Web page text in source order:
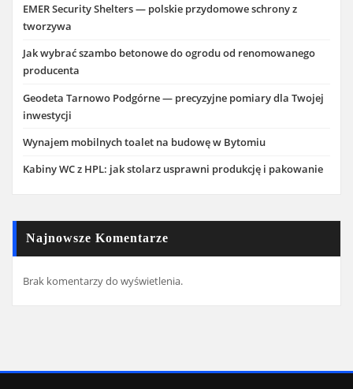
EMER Security Shelters — polskie przydomowe schrony z
tworzywa
Jak wybrać szambo betonowe do ogrodu od renomowanego
producenta
Geodeta Tarnowo Podgórne — precyzyjne pomiary dla Twojej
inwestycji
Wynajem mobilnych toalet na budowę w Bytomiu
Kabiny WC z HPL: jak stolarz usprawni produkcję i pakowanie
Najnowsze Komentarze
Brak komentarzy do wyświetlenia.